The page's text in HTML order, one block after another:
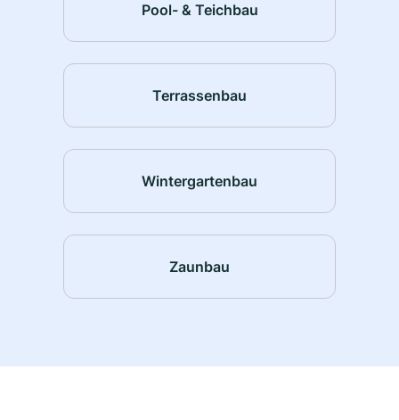
Pool- & Teichbau
Terrassenbau
Wintergartenbau
Zaunbau